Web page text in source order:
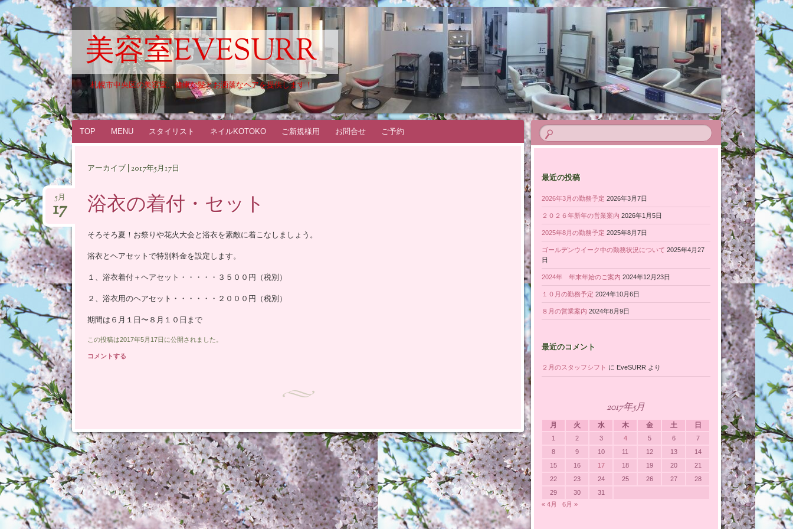
美容室EVESURR
札幌市中央区の美容室、健康な髪とお洒落なヘアを提供します！
コ
TOP MENU スタイリスト ネイルKOTOKO ご新規様用 お問合せ ご予約
アーカイブ | 2017年5月17日
浴衣の着付・セット
5月
17
そろそろ夏！お祭りや花火大会と浴衣を素敵に着こなしましょう。
浴衣とヘアセットで特別料金を設定します。
１、浴衣着付＋ヘアセット・・・・・３５００円（税別）
２、浴衣用のヘアセット・・・・・・２０００円（税別）
期間は６月１日〜８月１０日まで
この投稿は2017年5月17日に公開されました。
コメントする
投稿ナビゲーション
最近の投稿
2026年3月の勤務予定 2026年3月7日
２０２６年新年の営業案内 2026年1月5日
2025年8月の勤務予定 2025年8月7日
ゴールデンウイーク中の勤務状況について 2025年4月27
日
2024年 年末年始のご案内 2024年12月23日
１０月の勤務予定 2024年10月6日
８月の営業案内 2024年8月9日
最近のコメント
２月のスタッフシフト に EveSURR より
2017年5月
月 火 水 木 金 土 日
1 2 3 4 5 6
7
8
9 10 11 12 13
14
15
16 17 18 19 20
21
22
23 24 25 26 27
28
29
30
31
« 4月
6月 »